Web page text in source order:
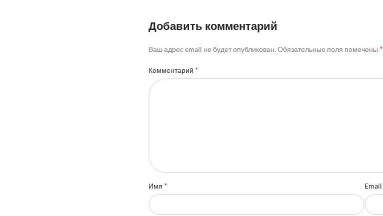
Добавить комментарий
Ваш адрес email не будет опубликован. Обязательные поля помечены *
Комментарий *
Имя * Email